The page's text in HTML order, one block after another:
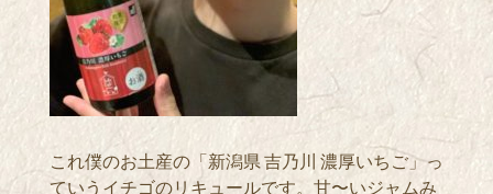
これ僕のお土産の「新潟県 吉乃川 濃厚いちご」っ
ていうイチゴのリキュールです。甘〜いジャムみ